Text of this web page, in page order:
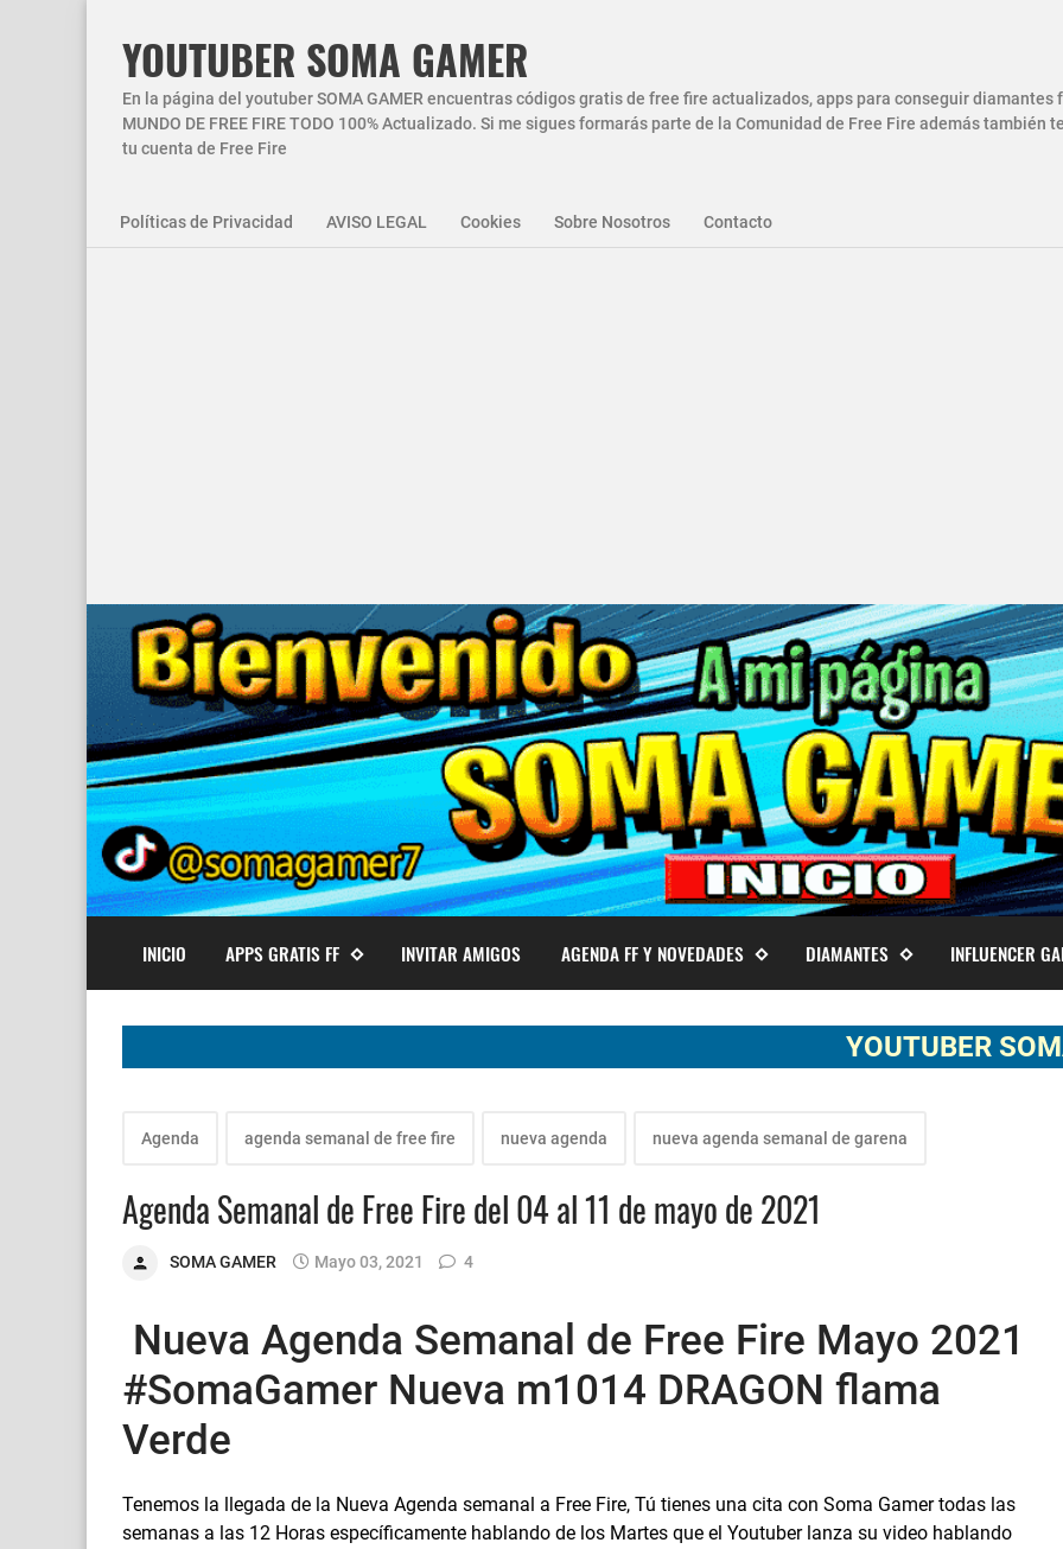
YOUTUBER SOMA GAMER
En la página del youtuber SOMA GAMER encuentras códigos gratis de free fire actualizados, apps para conseguir diamantes
MUNDO DE FREE FIRE TODO 100% Actualizado. Si me sigues formarás parte de la Comunidad de Free Fire además
tu cuenta de Free Fire
Políticas de Privacidad AVISO LEGAL Cookies Sobre Nosotros Contacto
INICIO APPS GRATIS FF INVITAR AMIGOS AGENDA FF Y NOVEDADES DIAMANTES INFLUENCER
YOUTUBER SOMA
Agenda agenda semanal de free fire nueva agenda nueva agenda semanal de garena
Agenda Semanal de Free Fire del 04 al 11 de mayo de 2021
SOMA GAMER Mayo 03, 2021 4
Nueva Agenda Semanal de Free Fire Mayo 2021
#SomaGamer Nueva m1014 DRAGON flama
Verde
Tenemos la llegada de la Nueva Agenda semanal a Free Fire, Tú tienes una cita con Soma Gamer todas las
semanas a las 12 Horas específicamente hablando de los Martes que el Youtuber lanza su video hablando